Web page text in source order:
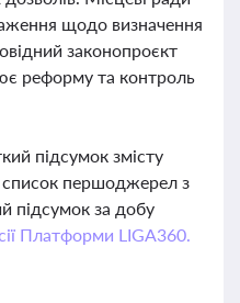
щодо визначення
законопроєкт
реформу та контроль
підсумок змісту
список першоджерел з
підсумок за добу
Платформи LIGA360.